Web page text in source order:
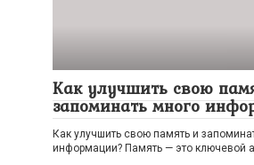
Как улучшить свою
запоминать много
Как улучшить свою память и
информации? Память — это ключевой